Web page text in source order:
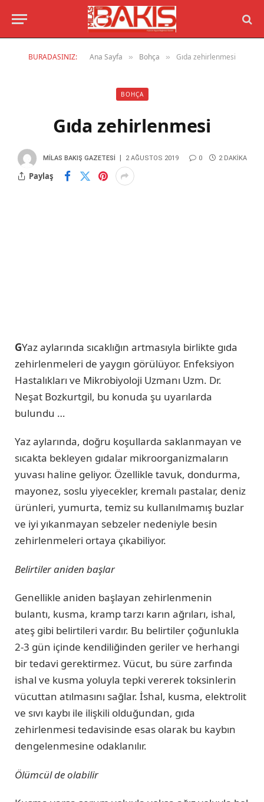
BURADASINIZ: Ana Sayfa » Bohça » Gıda zehirlenmesi
BOHÇA
Gıda zehirlenmesi
MILAS BAKIŞ GAZETESI 2 AĞUSTOS 2019 0 2 DAKIKA
Paylaş
GYaz aylarında sıcaklığın artmasıyla birlikte gıda
zehirlenmeleri de yaygın görülüyor. Enfeksiyon
Hastalıkları ve Mikrobiyoloji Uzmanı Uzm. Dr.
Neşat Bozkurtgil, bu konuda şu uyarılarda
bulundu …
Yaz aylarında, doğru koşullarda saklanmayan ve
sıcakta bekleyen gıdalar mikroorganizmaların
yuvası haline geliyor. Özellikle tavuk, dondurma,
mayonez, soslu yiyecekler, kremalı pastalar, deniz
ürünleri, yumurta, temiz su kullanılmamış buzlar
ve iyi yıkanmayan sebzeler nedeniyle besin
zehirlenmeleri ortaya çıkabiliyor.
Belirtiler aniden başlar
Genellikle aniden başlayan zehirlenmenin
bulantı, kusma, kramp tarzı karın ağrıları, ishal,
ateş gibi belirtileri vardır. Bu belirtiler çoğunlukla
2-3 gün içinde kendiliğinden geriler ve herhangi
bir tedavi gerektirmez. Vücut, bu süre zarfında
ishal ve kusma yoluyla tepki vererek toksinlerin
vücuttan atılmasını sağlar. İshal, kusma, elektrolit
ve sıvı kaybı ile ilişkili olduğundan, gıda
zehirlenmesi tedavisinde esas olarak bu kaybın
dengelenmesine odaklanılır.
Ölümcül de olabilir